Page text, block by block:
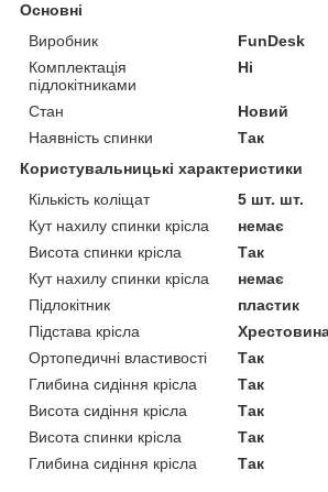
Основні
Виробник
FunDesk
Комплектація
підлокітниками
Ні
Стан
Новий
Наявність спинки
Так
Користувальницькі характеристики
Кількість коліщат
5 шт. шт.
Кут нахилу спинки крісла
немає
Висота спинки крісла
Так
Кут нахилу спинки крісла
немає
Підлокітник
пластик
Підстава крісла
Ортопедичні властивості
Так
Глибина сидіння крісла
Так
Висота сидіння крісла
Так
Висота спинки крісла
Так
Глибина сидіння крісла
Так